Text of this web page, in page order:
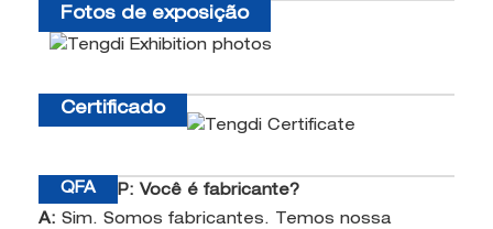
Fotos de exposição
Certificado
QFA
P: Você é fabricante?
A: Sim. Somos fabricantes. Temos nossa